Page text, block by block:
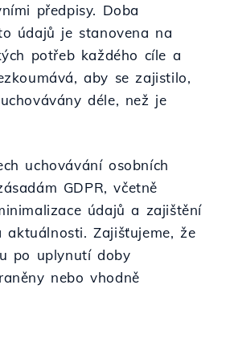
předpisy. Doba
údajů je stanovena na
potřeb každého cíle a
aby se zajistilo,
déle, než je
uchovávání osobních
GDPR, včetně
údajů a zajištění
aktuálnosti. Zajišťujeme, že
po uplynutí doby
nebo vhodně